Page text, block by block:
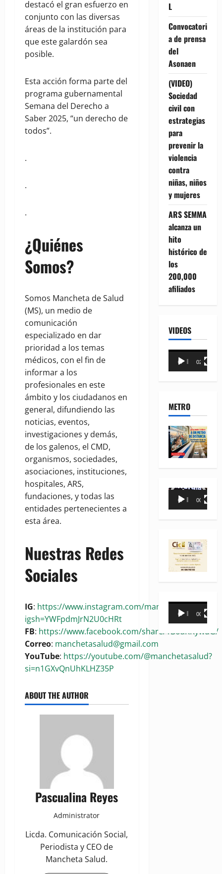
destacó el gran esfuerzo en
conjunto con las diversas
áreas de la institución para
que este galardón sea
posible.
Esta acción forma parte del
programa gubernamental
Semana del Derecho a
Saber 2025, “un derecho de
todos”.
.
.
.
¿Quiénes
Somos?
Somos Mancheta de Salud
(MS), un medio de
comunicación
especializado en dar
prioridad a los temas
médicos, con el fin de
informar a los
profesionales en este
ámbito y los ciudadanos en
general, difundiendo las
noticias, eventos,
investigaciones y demás,
de los galenos, el CMD,
organismos, sociedades,
asociaciones, instituciones,
hospitales, ARS,
fundaciones, y todas las
entidades pertenecientes a
esta área.
Nuestras Redes
Sociales
IG: https://www.instagram.com/manchetasalud?
igsh=YWFpdmJrN2U0cHRt
FB: https://www.facebook.com/share/1BoaKRywuG/
Correo: manchetasalud@gmail.com
YouTube: https://youtube.com/@manchetasalud?
si=n1GXvQnUhKLHZ35P
ABOUT THE AUTHOR
Pascualina Reyes
Administrator
Licda. Comunicación Social,
Periodista y CEO de
Mancheta Salud.
L
Convocatori
a de prensa
del
Asonaen
(VIDEO)
Sociedad
civil con
estrategias
para
prevenir la
violencia
contra
niñas, niños
y mujeres
ARS SEMMA
alcanza un
hito
histórico de
los
200,000
afiliados
VIDEOS
Reproductor
00:00 02:18
METRO
Reproductor
00:00 00:35
Reproductor
vídeo
00:00 00:31